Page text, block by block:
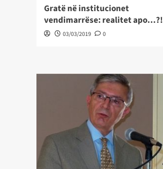
Gratë në institucionet
vendimarrëse: realitet apo…?!
03/03/2019 0